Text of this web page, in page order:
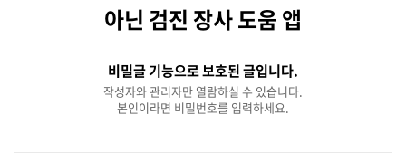
아닌 검진 장사 도움 앱
비밀글 기능으로 보호된 글입니다.
작성자와 관리자만 열람하실 수 있습니다.
본인이라면 비밀번호를 입력하세요.